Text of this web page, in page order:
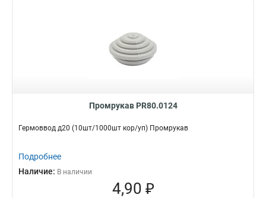
Промрукав PR80.0124
Гермоввод д20 (10шт/1000шт кор/уп) Промрукав
Подробнее
Наличие: В наличии
4,90 ₽